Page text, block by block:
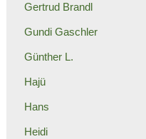
Gertrud Brandl
Gundi Gaschler
Günther L.
Hajü
Hans
Heidi